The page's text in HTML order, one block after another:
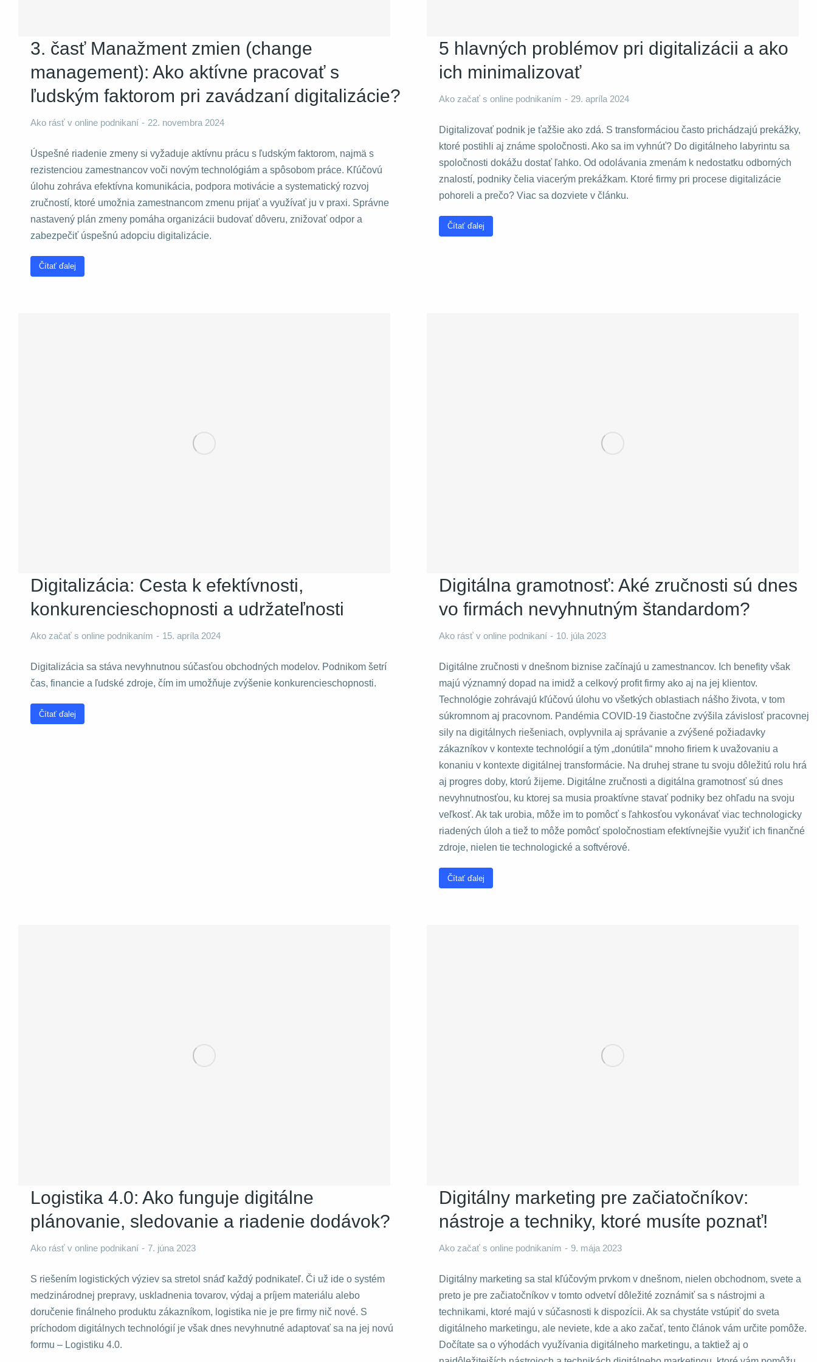
3. časť Manažment zmien (change
management): Ako aktívne pracovať s
ľudským faktorom pri zavádzaní digitalizácie?
Ako rásť v online podnikaní 22. novembra 2024
Úspešné riadenie zmeny si vyžaduje aktívnu prácu s ľudským faktorom, najmä s
rezistenciou zamestnancov voči novým technológiám a spôsobom práce. Kľúčovú
úlohu zohráva efektívna komunikácia, podpora motivácie a systematický rozvoj
zručností, ktoré umožnia zamestnancom zmenu prijať a využívať ju v praxi. Správne
nastavený plán zmeny pomáha organizácii budovať dôveru, znižovať odpor a
zabezpečiť úspešnú adopciu digitalizácie.
Čítať ďalej
5 hlavných problémov pri digitalizácii a ako
ich minimalizovať
Ako začať s online podnikaním 29. apríla 2024
Digitalizovať podnik je ťažšie ako zdá. S transformáciou často prichádzajú prekážky,
ktoré postihli aj známe spoločnosti. Ako sa im vyhnúť? Do digitálneho labyrintu sa
spoločnosti dokážu dostať ľahko. Od odolávania zmenám k nedostatku odborných
znalostí, podniky čelia viacerým prekážkam. Ktoré firmy pri procese digitalizácie
pohoreli a prečo? Viac sa dozviete v článku.
Čítať ďalej
Digitalizácia: Cesta k efektívnosti,
konkurencieschopnosti a udržateľnosti
Ako začať s online podnikaním 15. apríla 2024
Digitalizácia sa stáva nevyhnutnou súčasťou obchodných modelov. Podnikom šetrí
čas, financie a ľudské zdroje, čím im umožňuje zvýšenie konkurencieschopnosti.
Čítať ďalej
Digitálna gramotnosť: Aké zručnosti sú dnes
vo firmách nevyhnutným štandardom?
Ako rásť v online podnikaní 10. júla 2023
Digitálne zručnosti v dnešnom biznise začínajú u zamestnancov. Ich benefity však
majú významný dopad na imidž a celkový profit firmy ako aj na jej klientov.
Technológie zohrávajú kľúčovú úlohu vo všetkých oblastiach nášho života, v tom
súkromnom aj pracovnom. Pandémia COVID-19 čiastočne zvýšila závislosť pracovnej
sily na digitálnych riešeniach, ovplyvnila aj správanie a zvýšené požiadavky
zákazníkov v kontexte technológií a tým „donútila“ mnoho firiem k uvažovaniu a
konaniu v kontexte digitálnej transformácie. Na druhej strane tu svoju dôležitú rolu hrá
aj progres doby, ktorú žijeme. Digitálne zručnosti a digitálna gramotnosť sú dnes
nevyhnutnosťou, ku ktorej sa musia proaktívne stavať podniky bez ohľadu na svoju
veľkosť. Ak tak urobia, môže im to pomôcť s ľahkosťou vykonávať viac technologicky
riadených úloh a tiež to môže pomôcť spoločnostiam efektívnejšie využiť ich finančné
zdroje, nielen tie technologické a softvérové.
Čítať ďalej
Logistika 4.0: Ako funguje digitálne
plánovanie, sledovanie a riadenie dodávok?
Ako rásť v online podnikaní 7. júna 2023
S riešením logistických výziev sa stretol snáď každý podnikateľ. Či už ide o systém
medzinárodnej prepravy, uskladnenia tovarov, výdaj a príjem materiálu alebo
doručenie finálneho produktu zákazníkom, logistika nie je pre firmy nič nové. S
príchodom digitálnych technológií je však dnes nevyhnutné adaptovať sa na jej novú
formu – Logistiku 4.0.
Digitálny marketing pre začiatočníkov:
nástroje a techniky, ktoré musíte poznať!
Ako začať s online podnikaním 9. mája 2023
Digitálny marketing sa stal kľúčovým prvkom v dnešnom, nielen obchodnom, svete a
preto je pre začiatočníkov v tomto odvetví dôležité zoznámiť sa s nástrojmi a
technikami, ktoré majú v súčasnosti k dispozícii. Ak sa chystáte vstúpiť do sveta
digitálneho marketingu, ale neviete, kde a ako začať, tento článok vám určite pomôže.
Dočítate sa o výhodách využívania digitálneho marketingu, a taktiež aj o